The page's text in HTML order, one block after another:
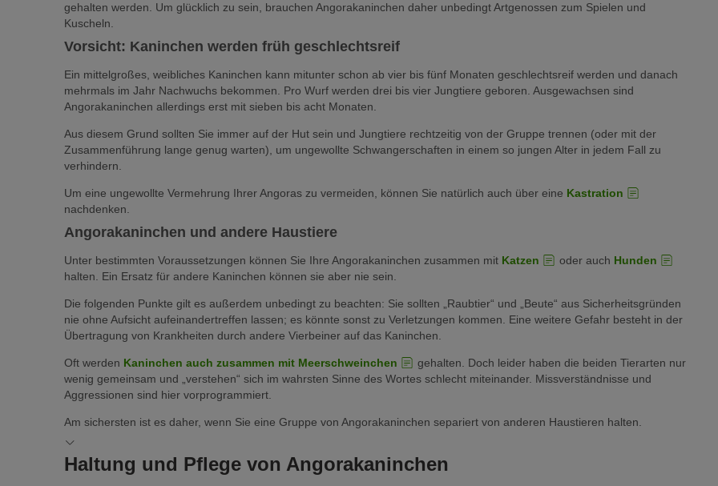
gehalten werden. Um glücklich zu sein, brauchen Angorakaninchen daher unbedingt Artgenossen zum Spielen und
Kuscheln.
Vorsicht: Kaninchen werden früh geschlechtsreif
Ein mittelgroßes, weibliches Kaninchen kann mitunter schon ab vier bis fünf Monaten geschlechtsreif werden und danach
mehrmals im Jahr Nachwuchs bekommen. Pro Wurf werden drei bis vier Jungtiere geboren. Ausgewachsen sind
Angorakaninchen allerdings erst mit sieben bis acht Monaten.
Aus diesem Grund sollten Sie immer auf der Hut sein und Jungtiere rechtzeitig von der Gruppe trennen (oder mit der
Zusammenführung lange genug warten), um ungewollte Schwangerschaften in einem so jungen Alter in jedem Fall zu
verhindern.
Um eine ungewollte Vermehrung Ihrer Angoras zu vermeiden, können Sie natürlich auch über eine Kastration
nachdenken.
Angorakaninchen und andere Haustiere
Unter bestimmten Voraussetzungen können Sie Ihre Angorakaninchen zusammen mit Katzen oder auch Hunden
halten. Ein Ersatz für andere Kaninchen können sie aber nie sein.
Die folgenden Punkte gilt es außerdem unbedingt zu beachten: Sie sollten „Raubtier“ und „Beute“ aus Sicherheitsgründen
nie ohne Aufsicht aufeinandertreffen lassen; es könnte sonst zu Verletzungen kommen. Eine weitere Gefahr besteht in der
Übertragung von Krankheiten durch andere Vierbeiner auf das Kaninchen.
Oft werden Kaninchen auch zusammen mit Meerschweinchen
gehalten. Doch leider haben die beiden Tierarten nur
wenig gemeinsam und „verstehen“ sich im wahrsten Sinne des Wortes schlecht miteinander. Missverständnisse und
Aggressionen sind hier vorprogrammiert.
Am sichersten ist es daher, wenn Sie eine Gruppe von Angorakaninchen separiert von anderen Haustieren halten.
Haltung und Pflege von Angorakaninchen